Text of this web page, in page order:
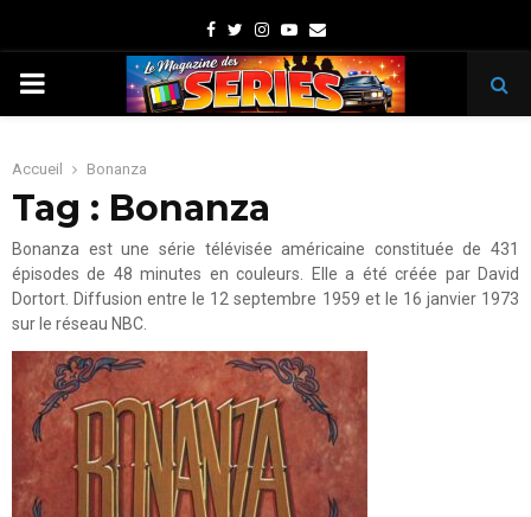
Facebook
TwitterInstagram
Youtube
Email
PRIMARY
Accueil Bonanza
Tag : Bonanza
Bonanza est une série télévisée américaine constituée de 431
épisodes de 48 minutes en couleurs. Elle a été créée par David
Dortort. Diffusion entre le 12 septembre 1959 et le 16 janvier 1973
sur le réseau NBC.